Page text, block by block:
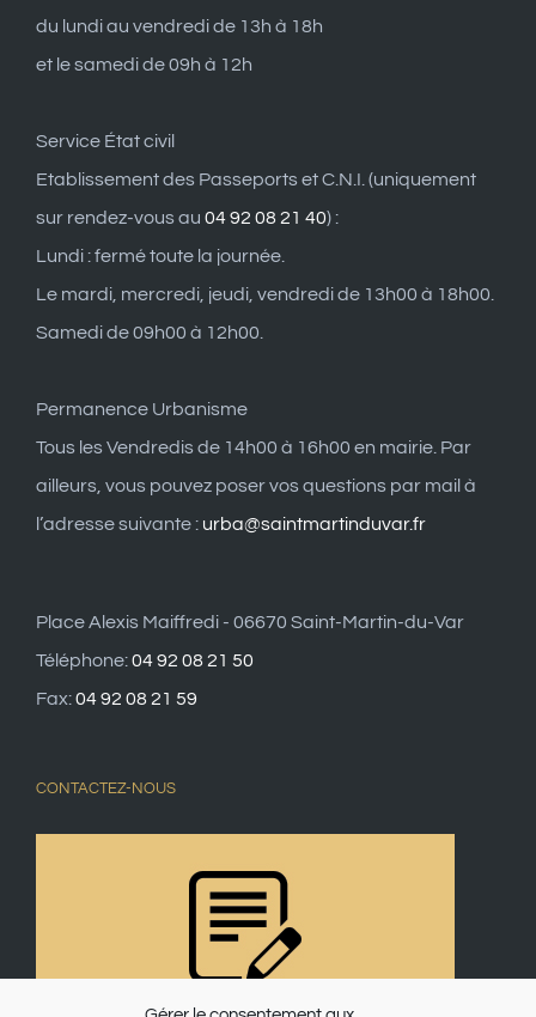
du lundi au vendredi de 13h à 18h
et le samedi de 09h à 12h
Service État civil
Etablissement des Passeports et C.N.I. (uniquement
sur rendez-vous au 04 92 08 21 40) :
Lundi : fermé toute la journée.
Le mardi, mercredi, jeudi, vendredi de 13h00 à 18h00.
Samedi de 09h00 à 12h00.
Permanence Urbanisme
Tous les Vendredis de 14h00 à 16h00 en mairie. Par
ailleurs, vous pouvez poser vos questions par mail à
l’adresse suivante : urba@saintmartinduvar.fr
Place Alexis Maiffredi - 06670 Saint-Martin-du-Var
Téléphone:04 92 08 21 50
Fax:04 92 08 21 59
CONTACTEZ-NOUS